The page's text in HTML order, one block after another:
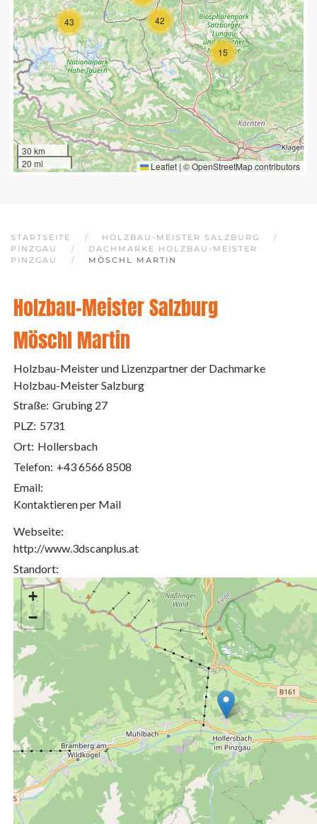
15
42
43
30 km
20 mi
Leaflet | ©OpenStreetMapcontributors
STARTSEITE
HOLZBAU-MEISTER SALZBURG
PINZGAU
DACHMARKE HOLZBAU-MEISTER
PINZGAU
MÖSCHL MARTIN
Holzbau-Meister Salzburg
Möschl Martin
Holzbau-Meister und Lizenzpartner der Dachmarke
Holzbau-Meister Salzburg
Straße: Grubing 27
PLZ: 5731
Ort: Hollersbach
Telefon: +43 6566 8508
Email:
Kontaktieren per Mail
Webseite:
http://www.3dscanplus.at
Standort:
+
−